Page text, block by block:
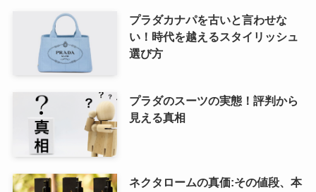
プラダカナパを古いと言わせな
い！時代を越えるスタイリッシュ
選び方
プラダのスーツの実態！評判から
見える真相
ネクタロームの真価:その値段、本